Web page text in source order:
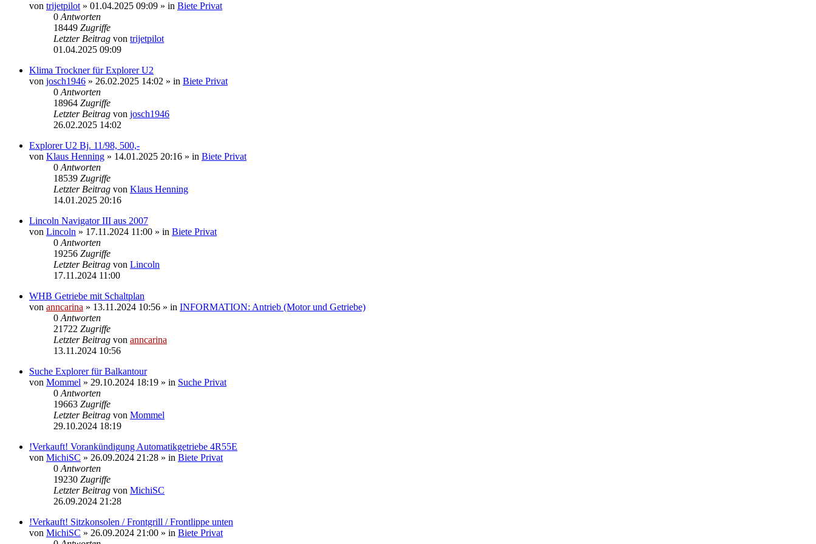
von trijetpilot » 01.04.2025 09:09 » in Biete Privat
0 Antworten
18449 Zugriffe
Letzter Beitrag von trijetpilot
01.04.2025 09:09
Klima Trockner für Explorer U2
von josch1946 » 26.02.2025 14:02 » in Biete Privat
0 Antworten
18964 Zugriffe
Letzter Beitrag von josch1946
26.02.2025 14:02
Explorer U2 Bj. 11/98, 500,-
von Klaus Henning » 14.01.2025 20:16 » in Biete Privat
0 Antworten
18539 Zugriffe
Letzter Beitrag von Klaus Henning
14.01.2025 20:16
Lincoln Navigator III aus 2007
von Lincoln » 17.11.2024 11:00 » in Biete Privat
0 Antworten
19256 Zugriffe
Letzter Beitrag von Lincoln
17.11.2024 11:00
WHB Getriebe mit Schaltplan
von anncarina » 13.11.2024 10:56 » in INFORMATION: Antrieb (Motor und Getriebe)
0 Antworten
21722 Zugriffe
Letzter Beitrag von anncarina
13.11.2024 10:56
Suche Explorer für Balkantour
von Mommel » 29.10.2024 18:19 » in Suche Privat
0 Antworten
19663 Zugriffe
Letzter Beitrag von Mommel
29.10.2024 18:19
!Verkauft! Vorankündigung Automatikgetriebe 4R55E
von MichiSC » 26.09.2024 21:28 » in Biete Privat
0 Antworten
19230 Zugriffe
Letzter Beitrag von MichiSC
26.09.2024 21:28
!Verkauft! Sitzkonsolen / Frontgrill / Frontlippe unten
von MichiSC » 26.09.2024 21:00 » in Biete Privat